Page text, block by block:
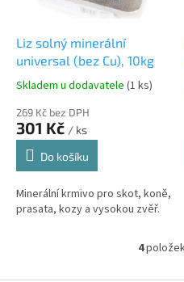
Liz solný minerální
universal (bez Cu), 10kg
Skladem u dodavatele (1 ks)
269 Kč bez DPH
301 Kč / ks
Do košíku
Minerální krmivo pro skot, koně,
prasata, kozy a vysokou zvěř.
4